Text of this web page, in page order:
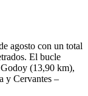
agosto con un total
El bucle
(13,90 km),
y Cervantes –